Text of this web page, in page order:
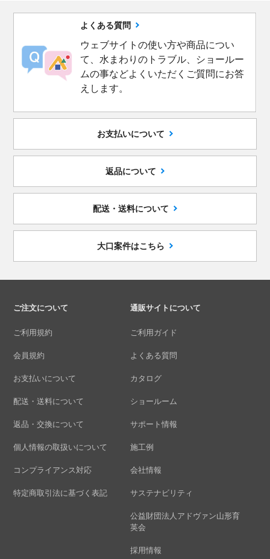
よくある質問
ウェブサイトの使い方や商品につい
て、水まわりのトラブル、ショールー
ムの事などよくいただくご質問にお答
えします。
お支払いについて
返品について
配送・送料について
大口案件はこちら
ご注文について
ご利用規約
会員規約
お支払いについて
配送・送料について
返品・交換について
個人情報の取扱いについて
コンプライアンス対応
特定商取引法に基づく表記
通販サイトについて
ご利用ガイド
よくある質問
カタログ
ショールーム
サポート情報
施工例
会社情報
サステナビリティ
公益財団法人アドヴァン山形育
英会
採用情報